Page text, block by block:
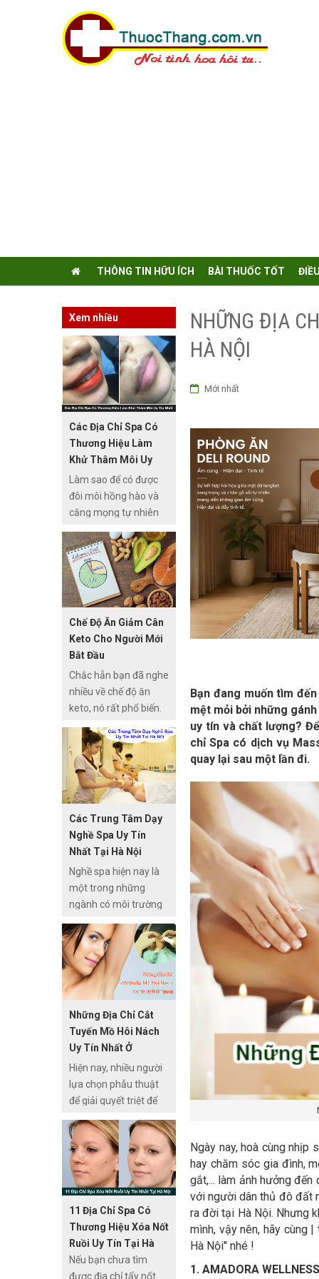
THÔNG TIN HỮU ÍCH BÀI THUỐC TỐT
NHỮNG ĐỊA
HÀ NỘI
Mới nhất
Bạn đang muốn tìm
mệt mỏi bởi những
uy tín và chất lượng?
chỉ Spa có dịch vụ
quay lại sau một lần đi.
Ngày nay, hoà cùng nhịp
hay chăm sóc gia đình,
gắt,... làm ảnh hưởng
với người dân thủ đô đất
ra đời tại Hà Nội. Nhưng
mình, vậy nên, hãy cùng |
Hà Nội" nhé !
1. AMADORA
Xem nhiều
Các Địa Chỉ Spa Có
Thương Hiệu Làm
Khử Thâm Môi Uy
Tín Nhất
Làm sao để có được
đôi môi hồng hào và
căng mọng tự nhiên
nhiều chị em phụ nữ
quan tâm. Bài viết
hôm nay
Thuocthang.com.vn
sẽ chia sẻ một số
thông tin cũng như
những ưu điểm và
nhược điểm về cách
tẩy môi thâm mà các
trung tâm thẩm mỹ
hay sử dụng và các
địa chỉ spa có dịch vụ
tẩy thâm môi uy tín
nhất ở tphcm, để các
bạn có thể dễ dàng
tham khảo!
Chế Độ Ăn Giảm Cân
Keto Cho Người Mới
Bắt Đầu
Chắc hẳn bạn đã nghe
nhiều về chế độ ăn
keto, nó rất phổ biến.
Nhưng có 1 sự thật,
tin hay không, những
bài giải thích khách
quan về chế độ ăn
keto rất hiếm, vì rằng
từ trước đến nay khi
xuất hiện một chế độ
ăn khoa học nào đó,
luôn có một số ít
người muốn thần
thánh hóa nó.
Các Trung Tâm Dạy
Nghề Spa Uy Tín
Nhất Tại Hà Nội
Nghề spa hiện nay là
một trong những
ngành có môi trường
đặc biệt đối với các
bạn học sinh sinh viên,
lao động phổ thông
hoặc thậm chí bất kể
ai có đam mê với
ngành làm đẹp này.
Vậy nếu bạn đang ở
Hà Nội và có sẵn khao
khát và mong muốn
theo ngành này lâu
dài thì hãy đọc bài viết
này!
Những Địa Chỉ Cắt
Tuyến Mồ Hôi Nách
Uy Tín Nhất Ở
TPHCM
Hiện nay, nhiều người
lựa chọn phẫu thuật
để giải quyết triệt để
hôi vùng da dưới cánh
tay. Tuy nhiên để đảm
bảo an toàn, cần thực
hiện phương pháp này
tại các cơ sở uy tín.
Nếu đang tìm kiếm địa
chỉ cắt tuyến mồ hôi
nách an toàn tại
TPHCM, bạn có thể
11 Địa Chỉ Spa Có
Thương Hiệu Xóa Nốt
Ruồi Uy Tín Tại Hà
Nội
Nếu bạn chưa tìm
được địa chỉ tẩy nốt